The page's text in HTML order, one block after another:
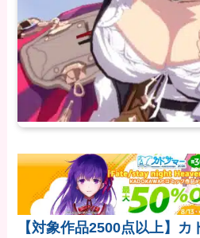
【対象作品2500点以上】